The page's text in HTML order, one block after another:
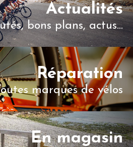
Actualités
bons plans, actus...
Réparation
marques de vélos
En magasin